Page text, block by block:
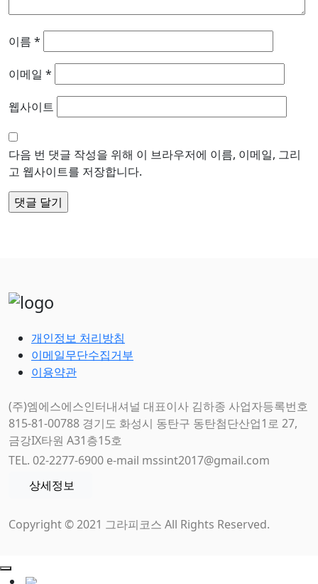
이름 *
이메일 *
웹사이트
다음 번 댓글 작성을 위해 이 브라우저에 이름, 이메일, 그리
고 웹사이트를 저장합니다.
개인정보 처리방침
이메일무단수집거부
이용약관
(주)엠에스에스인터내셔널 대표이사 김하종 사업자등록번호
815-81-00788 경기도 화성시 동탄구 동탄첨단산업1로 27,
금강IX타원 A31층15호
TEL. 02-2277-6900 e-mail mssint2017@gmail.com
상세정보
Copyright © 2021 그라피코스 All Rights Reserved.